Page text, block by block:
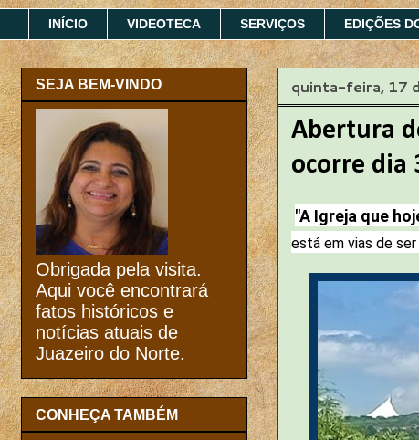
INÍCIO VIDEOTECA SERVIÇOS EDIÇÕES
quinta-feira, 17
Abertura
ocorre dia
"A Igreja que
está em vias de ser
SEJA BEM-VINDO
Obrigada pela visita.
Aqui você encontrará
fatos históricos e
notícias atuais de
Juazeiro do Norte.
CONHEÇA TAMBÉM